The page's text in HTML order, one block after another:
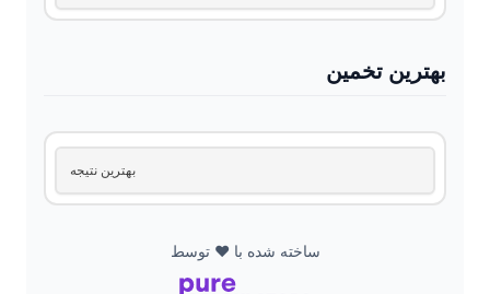
بهترین تخمین
بهترین نتیجه
ساخته شده با ❤️ توسط